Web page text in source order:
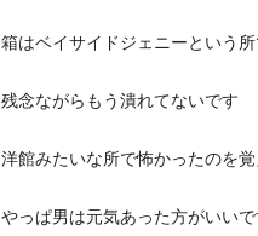
箱はベイサイドジェニーという
残念ながらもう潰れてないです
洋館みたいな所で怖かったのを
やっぱ男は元気あった方がいい